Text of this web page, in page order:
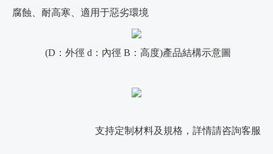
腐蝕、耐高寒、適用于惡劣環境
(D：外徑 d：內徑 B：高度)產品結構示意圖
支持定制材料及規格，詳情請咨詢客服